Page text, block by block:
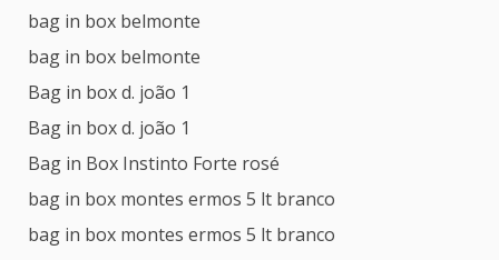
bag in box belmonte
bag in box belmonte
Bag in box d. joão 1
Bag in box d. joão 1
Bag in Box Instinto Forte rosé
bag in box montes ermos 5 lt branco
bag in box montes ermos 5 lt branco